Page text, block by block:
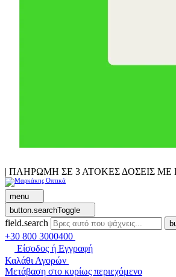
| ΠΛΗΡΩΜΗ ΣΕ 3 ΑΤΟΚΕΣ ΔΟΣΕΙΣ ΜΕ
menu
button.searchToggle
field.search
+30 800 3000400
Είσοδος ή Εγγραφή
Καλάθι Αγορών
Μετάβαση στο κυρίως περιεχόμενο